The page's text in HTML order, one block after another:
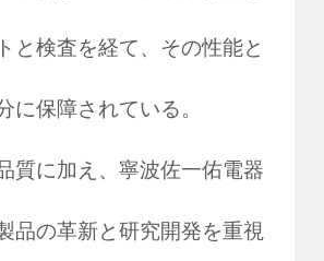
と検査を経て、その性能と
に保障されている。
質に加え、寧波佐一佑電器
品の革新と研究開発を重視